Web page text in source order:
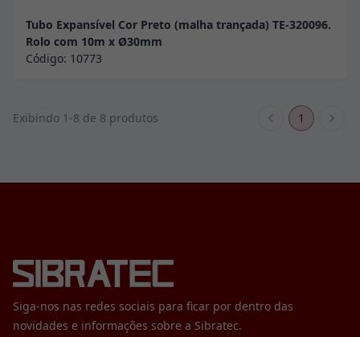
Tubo Expansível Cor Preto (malha trançada) TE-320096.
Rolo com 10m x Ø30mm
Código: 10773
Exibindo 1-8 de 8 produtos 1
Siga-nos nas redes sociais para ficar por dentro das
novidades e informações sobre a Sibratec.